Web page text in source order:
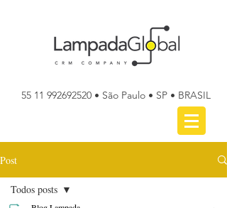
55 11 992692520 • São Paulo • SP • BRASIL
Post
Todos posts